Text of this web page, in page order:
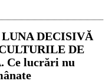
LUNA DECISIVĂ
DE
Ce lucrări nu